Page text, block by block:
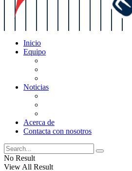
Inicio
Equipo
Noticias
Acerca de
Contacta con nosotros
No Result
View All Result